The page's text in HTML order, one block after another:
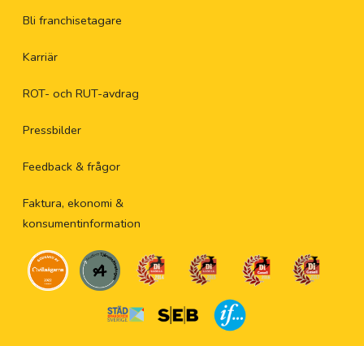
Bli franchisetagare
Karriär
ROT- och RUT-avdrag
Pressbilder
Feedback & frågor
Faktura, ekonomi &
konsumentinformation